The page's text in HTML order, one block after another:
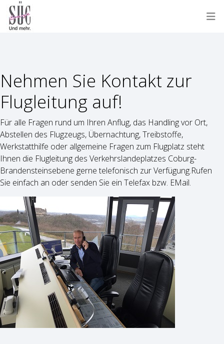
Nehmen Sie Kontakt zur
Flugleitung auf!
Für alle Fragen rund um Ihren Anflug, das Handling vor Ort,
Abstellen des Flugzeugs, Übernachtung, Treibstoffe,
Werkstatthilfe oder allgemeine Fragen zum Flugplatz steht
Ihnen die Flugleitung des Verkehrslandeplatzes Coburg-
Brandensteinsebene gerne telefonisch zur Verfügung.Rufen
Sie einfach an oder senden Sie ein Telefax bzw. EMail.